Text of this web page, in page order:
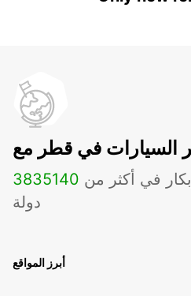
3835 في أكثر من 140
دولة
أبرز المواقع